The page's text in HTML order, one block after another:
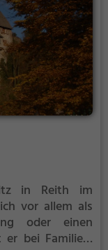
in Reith im
vor allem als
oder einen
er bei Familien,